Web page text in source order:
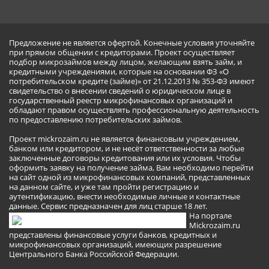
Предложение не является офертой. Конечные условия уточняйте
при прямом общении с кредиторами. Проект осуществляет
подбор микрозаймов между лицом, желающим взять займ, и
кредитными учреждениями, которые на основании ФЗ «О
потребительском кредите (займе)» от 21.12.2013 № 353-ФЗ имеют
свидетельство о внесении сведений о юридическом лице в
государственный реестр микрофинансовых организаций и
обладают правом осуществлять профессиональную деятельность
по предоставлению потребительских займов.
Проект mickrozaim.ru не является финансовым учреждением,
банком или кредитором, и не несёт ответственности за любые
заключенные договоры кредитования или их условия. Чтобы
оформить заявку на получение займа, Вам необходимо перейти
на сайт одной из микрофинансовых компаний, представленных
на данном сайте, и уже там пройти регистрацию и
аутентификацию, внести необходимые личные и контактные
данные. Сервис предназначен для лиц старше 18 лет.
На портале
Mickrozaim.ru
представлены финансовые услуги банков, кредитных и
микрофинансовых организаций, имеющих разрешение
Центрального Банка Российской Федерации.